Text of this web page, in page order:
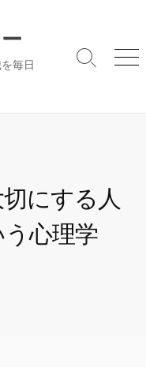
毎日
検
メ
にする人
心理学